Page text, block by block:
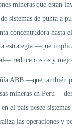
mineras que están
sistemas de punta a
concentradora hasta
estrategia —que
reduce costos y
ABB —que también
mineras en Perú—
el país posee
las operaciones y